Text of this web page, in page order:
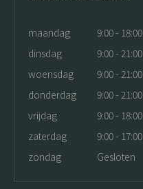
maandag
9:00 - 18:00
dinsdag
9:00 - 21:00
woensdag
9:00 - 21:00
donderdag
9:00 - 21:00
vrijdag
9:00 - 18:00
zaterdag
9:00 - 17:00
zondag
Gesloten